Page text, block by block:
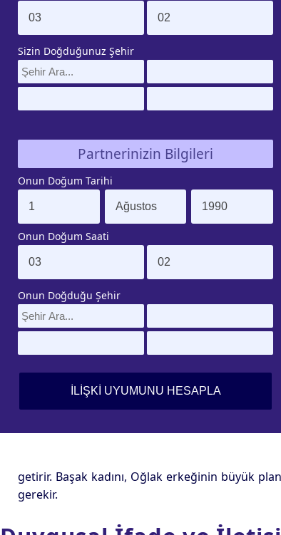
Sizin Doğduğunuz Şehir
Partnerinizin Bilgileri
Onun Doğum Tarihi
Onun Doğum Saati
Onun Doğduğu Şehir
getirir. Başak kadını, Oğlak erkeğinin büyük
gerekir.